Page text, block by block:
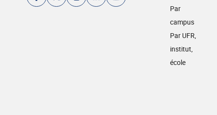
Par
campus
Par UFR,
institut,
école